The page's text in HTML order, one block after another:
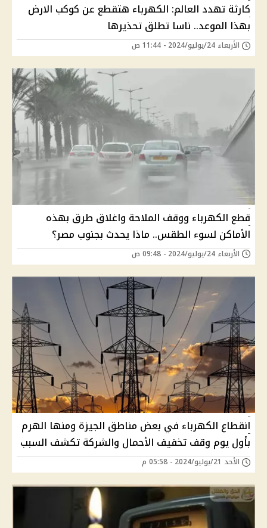
كارثة تهدد العالم: الكهرباء هتقطع عن كوكب الارض
بهذا الموعد.. ناسا تطلق تحذيرها
الأربعاء 24/يوليو/2024 - 11:44 ص
قطع الكهرباء ووقف الملاحة واغلاق طرق بهذه
الأماكن لسوء الطقس.. ماذا يحدث بجنوب مصر؟
الأربعاء 24/يوليو/2024 - 09:48 ص
انقطاع الكهرباء في بعض مناطق الجيزة ومنها الهرم
بأول يوم وقف تخفيف الأحمال والشركة تكشف السبب
الأحد 21/يوليو/2024 - 05:58 م